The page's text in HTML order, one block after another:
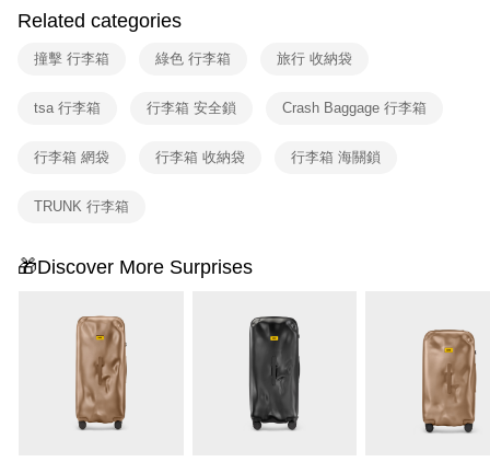
Related categories
撞擊 行李箱 綠色 行李箱 旅行 收納袋
tsa 行李箱 行李箱 安全鎖 Crash Baggage 行李箱
行李箱 網袋 行李箱 收納袋 行李箱 海關鎖
TRUNK 行李箱
🎁Discover More Surprises